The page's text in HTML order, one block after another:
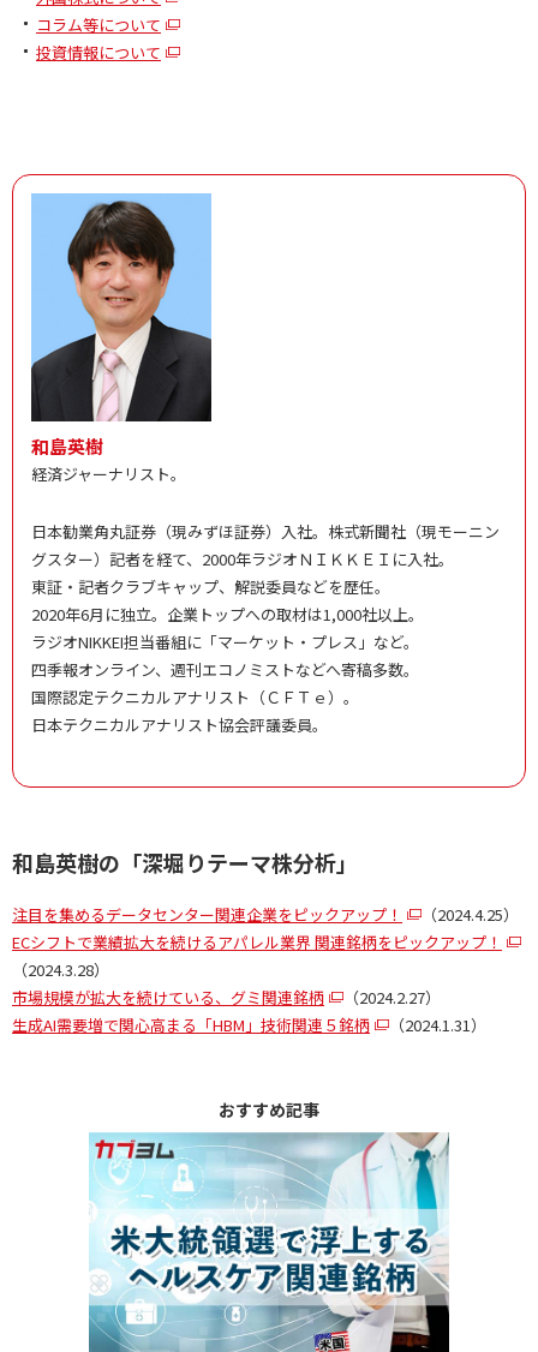
コラム等について
投資情報について
和島英樹
経済ジャーナリスト。
日本勧業角丸証券（現みずほ証券）入社。株式新聞社（現モーニン
グスター）記者を経て、2000年ラジオＮＩＫＫＥＩに入社。
東証・記者クラブキャップ、解説委員などを歴任。
2020年6月に独立。企業トップへの取材は1,000社以上。
ラジオNIKKEI担当番組に「マーケット・プレス」など。
四季報オンライン、週刊エコノミストなどへ寄稿多数。
国際認定テクニカルアナリスト（ＣＦＴｅ）。
日本テクニカルアナリスト協会評議委員。
和島英樹の「深堀りテーマ株分析」
注目を集めるデータセンター関連企業をピックアップ！
（2024.4.25）
ECシフトで業績拡大を続けるアパレル業界 関連銘柄をピックアップ！
（2024.3.28）
市場規模が拡大を続けている、グミ関連銘柄
（2024.2.27）
生成AI需要増で関心高まる「HBM」技術関連５銘柄
（2024.1.31）
おすすめ記事